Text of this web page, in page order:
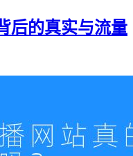
后的真实与流量